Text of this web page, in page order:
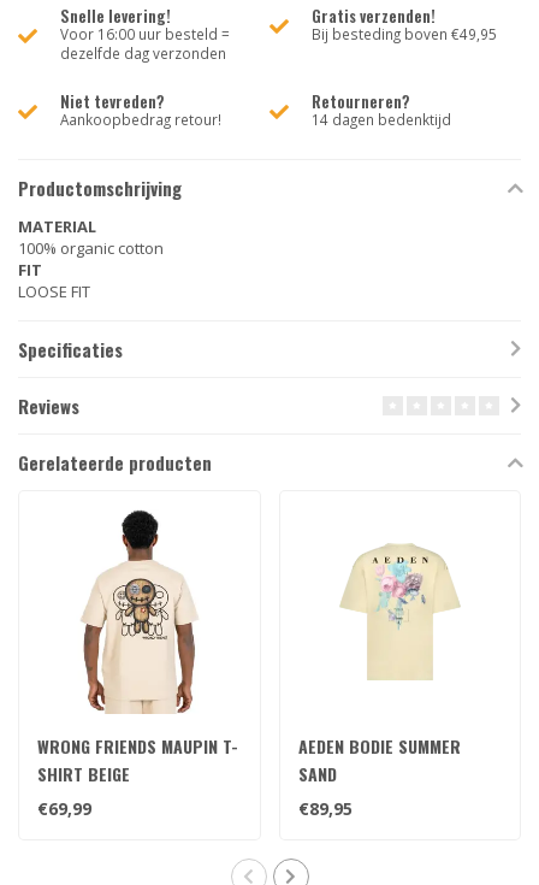
Snelle levering!
Voor 16:00 uur besteld =
dezelfde dag verzonden
Gratis verzenden!
Bij besteding boven €49,95
Niet tevreden?
Aankoopbedrag retour!
Retourneren?
14 dagen bedenktijd
Productomschrijving
MATERIAL
100% organic cotton
FIT
LOOSE FIT
Specificaties
Reviews
Gerelateerde producten
WRONG FRIENDS MAUPIN T-
SHIRT BEIGE
€69,99
AEDEN BODIE SUMMER
SAND
€89,95